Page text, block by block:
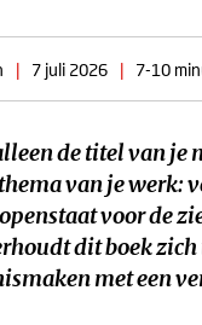
| 7 juli 2026 | 7-10
de titel van je
van je werk:
voor de
dit boek zich
met een